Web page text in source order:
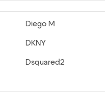
Diego M
DKNY
Dsquared2